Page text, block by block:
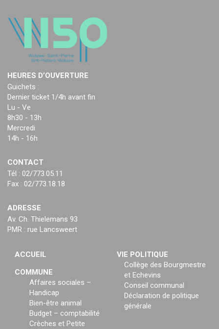
HEURES D’OUVERTURE
Guichets :
Dernier ticket 1/4h avant fin
Lu - Ve
8h30 - 13h
Mercredi
14h - 16h
CONTACT
Tél : 02/773.05.11
Fax : 02/773.18.18
ADRESSE
Av. Ch. Thielemans 93
PMR : rue Lancsweert
ACCUEIL
COMMUNE
Affaires sociales –
Handicap
Bien-être animal
Budget – comptabilité
Crèches et Petite
VIE POLITIQUE
Collège des Bourgmestre
et Echevins
Conseil communal
Déclaration de politique
générale